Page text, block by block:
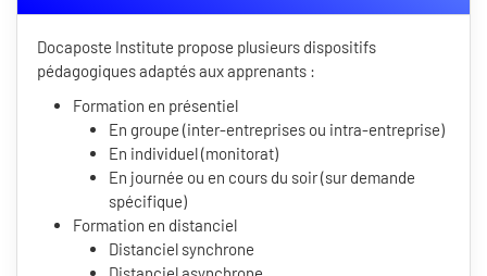
Docaposte Institute propose plusieurs dispositifs
pédagogiques adaptés aux apprenants :
Formation en présentiel
En groupe (inter-entreprises ou intra-entreprise)
En individuel (monitorat)
En journée ou en cours du soir (sur demande
spécifique)
Formation en distanciel
Distanciel synchrone